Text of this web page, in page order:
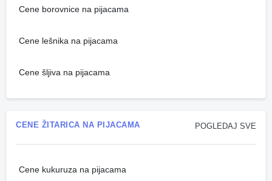
Cene borovnice na pijacama
Cene lešnika na pijacama
Cene šljiva na pijacama
POGLEDAJ SVE
CENE ŽITARICA NA PIJACAMA
Cene kukuruza na pijacama